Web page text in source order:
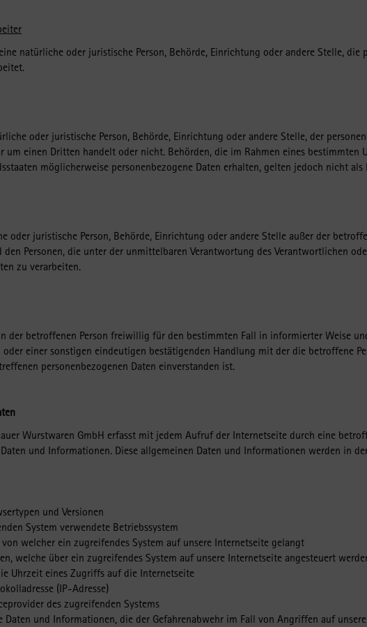
natürliche oder juristische Person, Behörde, Einrichtung oder andere Stelle, die
oder juristische Person, Behörde, Einrichtung oder andere Stelle, der
um einen Dritten handelt oder nicht. Behörden, die im Rahmen eines bestimmten
möglicherweise personenbezogene Daten erhalten, gelten jedoch nicht als
oder juristische Person, Behörde, Einrichtung oder andere Stelle außer der
Personen, die unter der unmittelbaren Verantwortung des Verantwortlichen
zu verarbeiten.
der betroffenen Person freiwillig für den bestimmten Fall in informierter Weise
oder einer sonstigen eindeutigen bestätigenden Handlung mit der die betroffene
personenbezogenen Daten einverstanden ist.
Wurstwaren GmbH erfasst mit jedem Aufruf der Internetseite durch eine
und Informationen. Diese allgemeinen Daten und Informationen werden in
und Versionen
System verwendete Betriebssystem
welcher ein zugreifendes System auf unsere Internetseite gelangt
welche über ein zugreifendes System auf unsere Internetseite angesteuert
Uhrzeit eines Zugriffs auf die Internetseite
(IP-Adresse)
des zugreifenden Systems
Daten und Informationen, die der Gefahrenabwehr im Fall von Angriffen auf